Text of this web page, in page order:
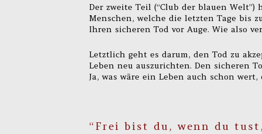
Der zweite Teil (“Club der blauen
Menschen, welche die letzten Tage bis
Ihren sicheren Tod vor Auge. Wie also
Letztlich geht es darum, den Tod zu
Leben neu auszurichten. Den sicheren
Ja, was wäre ein Leben auch schon
“Frei bist du, wenn du